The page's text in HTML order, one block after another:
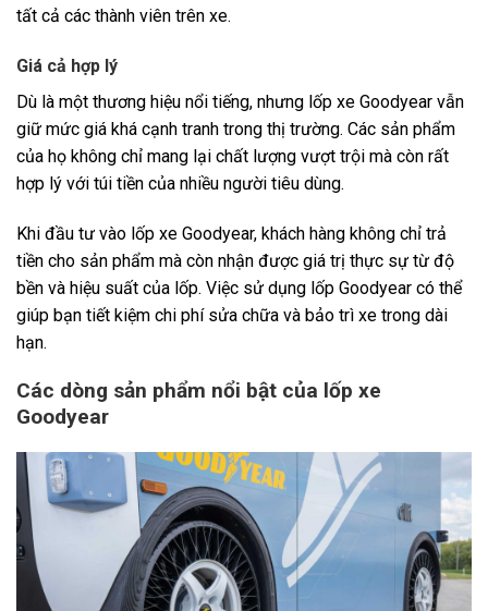
tất cả các thành viên trên xe.
Giá cả hợp lý
Dù là một thương hiệu nổi tiếng, nhưng lốp xe Goodyear vẫn
giữ mức giá khá cạnh tranh trong thị trường. Các sản phẩm
của họ không chỉ mang lại chất lượng vượt trội mà còn rất
hợp lý với túi tiền của nhiều người tiêu dùng.
Khi đầu tư vào lốp xe Goodyear, khách hàng không chỉ trả
tiền cho sản phẩm mà còn nhận được giá trị thực sự từ độ
bền và hiệu suất của lốp. Việc sử dụng lốp Goodyear có thể
giúp bạn tiết kiệm chi phí sửa chữa và bảo trì xe trong dài
hạn.
Các dòng sản phẩm nổi bật của lốp xe
Goodyear